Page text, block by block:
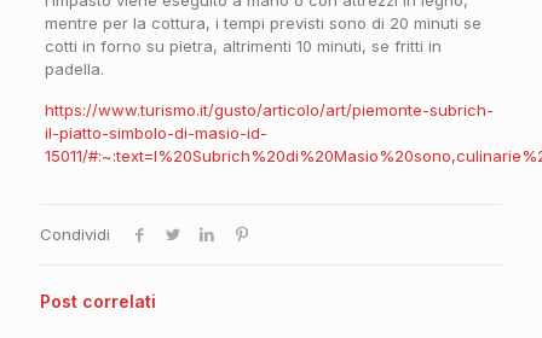
mentre per la cottura, i tempi previsti sono di 20 minuti se
cotti in forno su pietra, altrimenti 10 minuti, se fritti in
padella.
https://www.turismo.it/gusto/articolo/art/piemonte-subrich-
il-piatto-simbolo-di-masio-id-
15011/
Condividi
Post correlati